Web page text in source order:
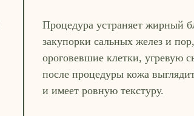
Процедура устраняет жирный
закупорки сальных желез и
ороговевшие клетки, угревую
после процедуры кожа
и имеет ровную текстуру.